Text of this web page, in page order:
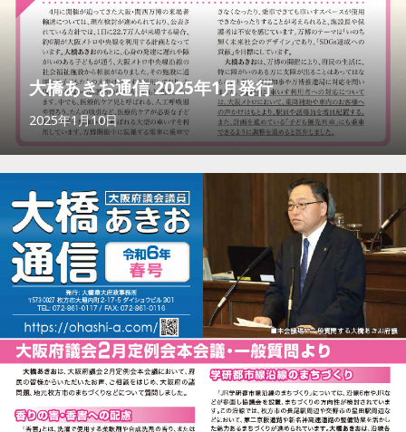
大橋あきお通信 2025年1月発行
2025年1月10日